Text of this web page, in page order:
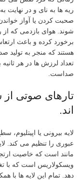
ریه ها به نای و در نهایت
صحبت کردن یا آواز
شوند. هوای بازدمی که از
برخورد کرده و باعث
هستند که منجر به تولید
تعداد لرزش ها در هر
صداست.
تارهای صوتی
اند.
لایه بیرونی یا
عبوری را تنظیم می کند.
مانند است که خاصیت
ویسکولاریس است که با
دهد. تمام این لایه ها با